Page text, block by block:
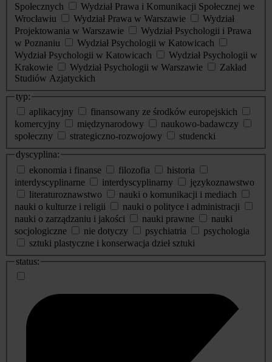
Społecznych
Wydział Prawa i Komunikacji Społecznej we
Wrocławiu
Wydział Prawa w Warszawie
Wydział
Projektowania w Warszawie
Wydział Psychologii i Prawa
w Poznaniu
Wydział Psychologii w Katowicach
Wydział Psychologii w Katowicach
Wydział Psychologii w
Krakowie
Wydział Psychologii w Warszawie
Zakład
Studiów Azjatyckich
typ:
aplikacyjny
finansowany ze środków europejskich
komercyjny
międzynarodowy
naukowo-badawczy
społeczny
strategiczno-rozwojowy
studencki
dyscyplina:
ekonomia i finanse
filozofia
historia
interdyscyplinarne
interdyscyplinarny
językoznawstwo
literaturoznawstwo
nauki o komunikacji i mediach
nauki o kulturze i religii
nauki o polityce i administracji
nauki o zarządzaniu i jakości
nauki prawne
nauki
socjologiczne
nie dotyczy psychiatria
psychologia
sztuki plastyczne i konserwacja dzieł sztuki
status: